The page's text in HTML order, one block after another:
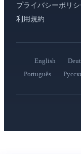
プライバシーポリシ
利用規約
English
Português